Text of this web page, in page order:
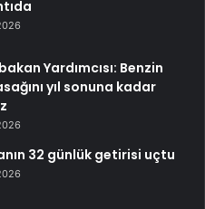
Yardımcısı: Benzin
yıl sonuna kadar
32 günlük getirisi uçtu